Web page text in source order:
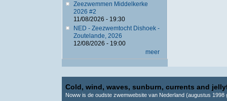
Zeezwemmen Middelkerke
2026 #2
11/08/2026 - 19:30
NED - Zeezwemtocht Dishoek -
Zoutelande, 2026
12/08/2026 - 19:00
meer
Cold, wind, waves, sunburn, currents and
Noww is de oudste zwemwebsite van Nederland (augustus 1998